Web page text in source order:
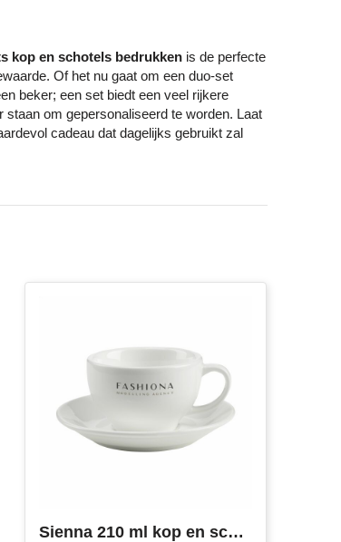
kop en schotels bedrukkenis de perfecte
Of het nu gaat om een duo-set
beker; een set biedt een veel rijkere
om gepersonaliseerd te worden. Laat
cadeau dat dagelijks gebruikt zal
Sienna 210 ml kop en schotel